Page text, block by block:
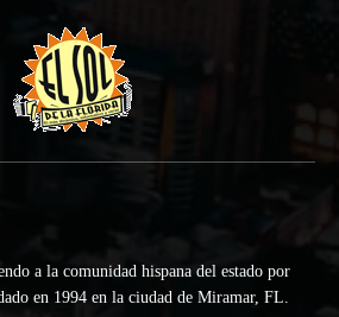
a la comunidad hispana del estado por
en 1994 en la ciudad de Miramar, FL.